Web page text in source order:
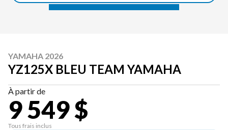
YAMAHA 2026
YZ125X BLEU TEAM YAMAHA
À partir de
9 549 $
Tous frais inclus